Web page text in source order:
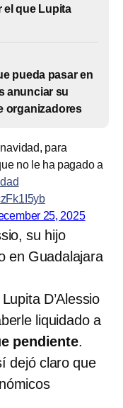
el que Lupita
pueda pasar en
anunciar su
organizadores
para
no le ha pagado a
25, 2025
su hijo
en Guadalajara
D’Alessio
liquidado a
pendiente.
dejó claro que